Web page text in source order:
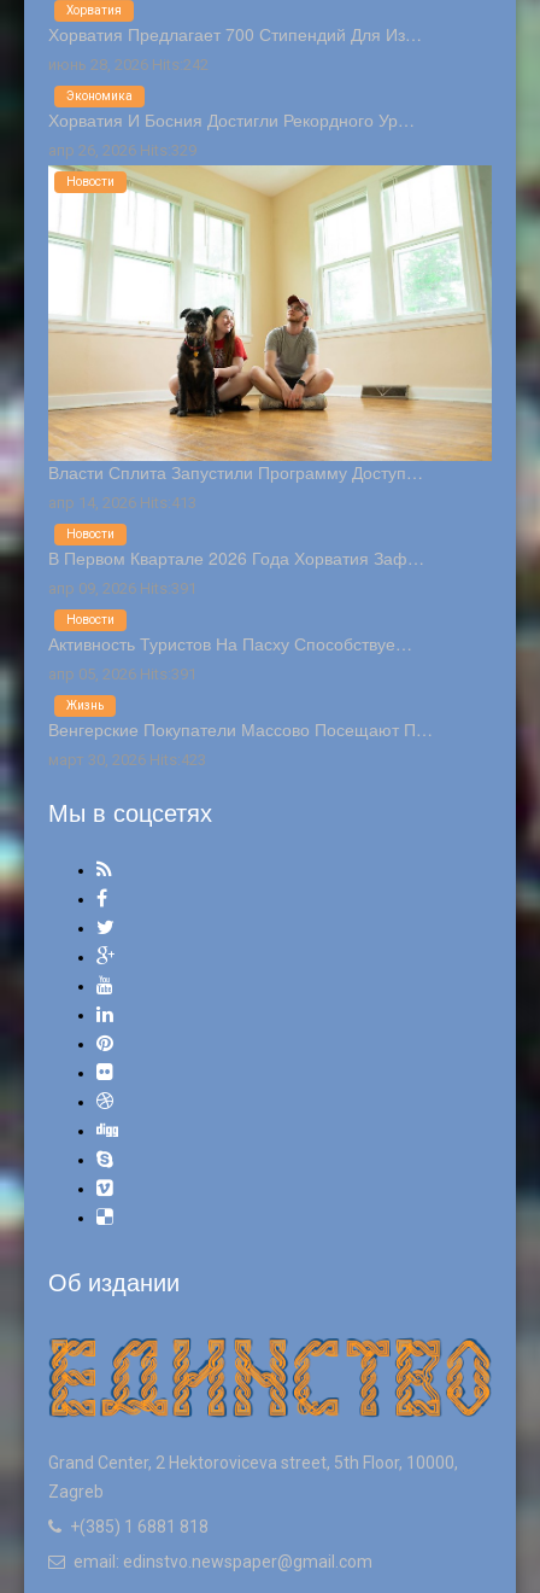
Хорватия Предлагает 700 Стипендий Для Из…
июнь 28, 2026 Hits:242
Хорватия
Хорватия И Босния Достигли Рекордного Ур…
апр 26, 2026 Hits:329
Экономика
Власти Сплита Запустили Программу Доступ…
апр 14, 2026 Hits:413
Новости
В Первом Квартале 2026 Года Хорватия Заф…
апр 09, 2026 Hits:391
Новости
Активность Туристов На Пасху Способствуе…
апр 05, 2026 Hits:391
Новости
Венгерские Покупатели Массово Посещают П…
март 30, 2026 Hits:423
Жизнь
Мы в соцсетях
Об издании
Grand Center, 2 Hektoroviceva street, 5th Floor, 10000,
Zagreb
+(385) 1 6881 818
email: edinstvo.newspaper@gmail.com